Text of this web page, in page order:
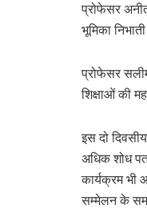
प्रोफेसर
भूमिका
प्रोफेसर
शिक्षाओं की
इस दो
अधिक शोध
कार्यक्रम भी
सम्मेलन के